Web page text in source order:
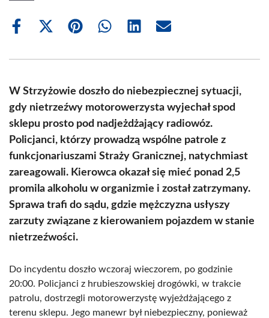
Share
Share
(Twitter)
Share Share Share Share
W Strzyżowie doszło do niebezpiecznej sytuacji,
gdy nietrzeźwy motorowerzysta wyjechał spod
sklepu prosto pod nadjeżdżający radiowóz.
Policjanci, którzy prowadzą wspólne patrole z
funkcjonariuszami Straży Granicznej, natychmiast
zareagowali. Kierowca okazał się mieć ponad 2,5
promila alkoholu w organizmie i został zatrzymany.
Sprawa trafi do sądu, gdzie mężczyzna usłyszy
zarzuty związane z kierowaniem pojazdem w stanie
nietrzeźwości.
Do incydentu doszło wczoraj wieczorem, po godzinie
20:00. Policjanci z hrubieszowskiej drogówki, w trakcie
patrolu, dostrzegli motorowerzystę wyjeżdżającego z
terenu sklepu. Jego manewr był niebezpieczny, ponieważ